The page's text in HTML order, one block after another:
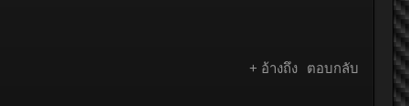
+ อ้างถึง ตอบกลับ